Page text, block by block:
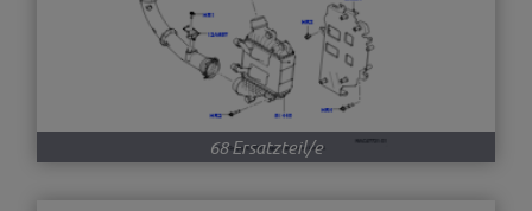
68 Ersatzteil/e